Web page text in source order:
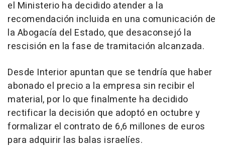
el Ministerio ha decidido atender a la
recomendación incluida en una comunicación de
la Abogacía del Estado, que desaconsejó la
rescisión en la fase de tramitación alcanzada.
Desde Interior apuntan que se tendría que haber
abonado el precio a la empresa sin recibir el
material, por lo que finalmente ha decidido
rectificar la decisión que adoptó en octubre y
formalizar el contrato de 6,6 millones de euros
para adquirir las balas israelíes.